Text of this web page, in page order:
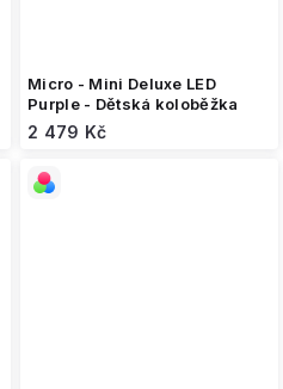
Micro - Mini Deluxe LED
Purple - Dětská koloběžka
2 479 Kč